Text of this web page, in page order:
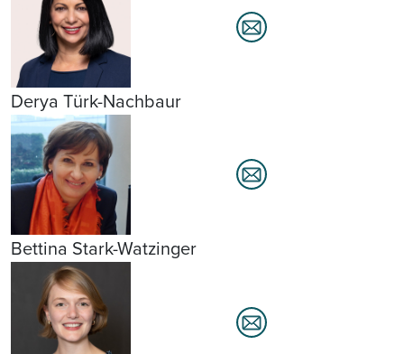
Derya Türk-Nachbaur
Bettina Stark-Watzinger